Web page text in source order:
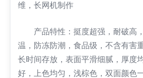
维，长网机制作
产品特性：挺度超强，耐破高
温，防冻防潮，食品级，不含有害
长时间存放，表面平滑细腻，厚度
好，上色均匀，浅棕色，双面颜色